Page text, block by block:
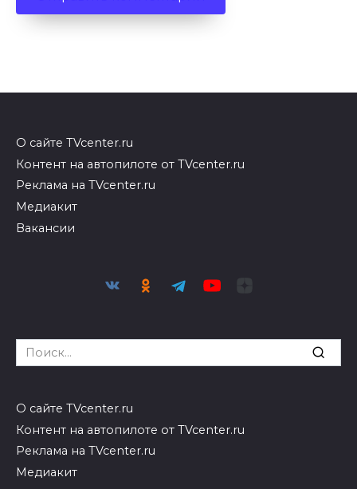
О сайте TVcenter.ru
Контент на автопилоте от TVcenter.ru
Реклама на TVcenter.ru
Медиакит
Вакансии
Search
for:
О сайте TVcenter.ru
Контент на автопилоте от TVcenter.ru
Реклама на TVcenter.ru
Медиакит